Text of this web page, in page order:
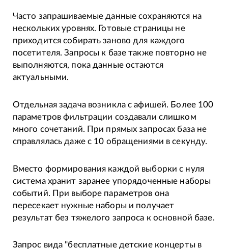
Часто запрашиваемые данные сохраняются на
нескольких уровнях. Готовые страницы не
приходится собирать заново для каждого
посетителя. Запросы к базе также повторно не
выполняются, пока данные остаются
актуальными.
Отдельная задача возникла с афишей. Более 100
параметров фильтрации создавали слишком
много сочетаний. При прямых запросах база не
справлялась даже с 10 обращениями в секунду.
Вместо формирования каждой выборки с нуля
система хранит заранее упорядоченные наборы
событий. При выборе параметров она
пересекает нужные наборы и получает
результат без тяжелого запроса к основной базе.
Запрос вида "бесплатные детские концерты в